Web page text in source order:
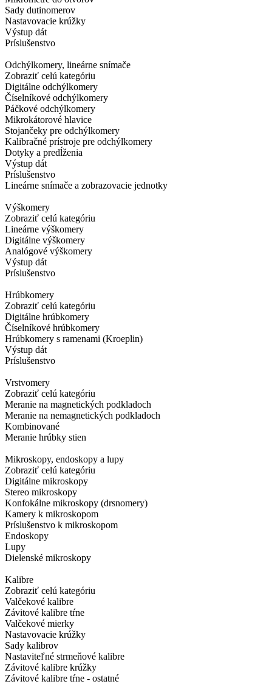
Sady dutinomerov
Nastavovacie krúžky
Výstup dát
Príslušenstvo
Odchýlkomery, lineárne snímače
Zobraziť celú kategóriu
Digitálne odchýlkomery
Číselníkové odchýlkomery
Páčkové odchýlkomery
Mikrokátorové hlavice
Stojančeky pre odchýlkomery
Kalibračné prístroje pre odchýlkomery
Dotyky a predĺženia
Výstup dát
Príslušenstvo
Lineárne snímače a zobrazovacie jednotky
Výškomery
Zobraziť celú kategóriu
Lineárne výškomery
Digitálne výškomery
Analógové výškomery
Výstup dát
Príslušenstvo
Hrúbkomery
Zobraziť celú kategóriu
Digitálne hrúbkomery
Číselníkové hrúbkomery
Hrúbkomery s ramenami (Kroeplin)
Výstup dát
Príslušenstvo
Vrstvomery
Zobraziť celú kategóriu
Meranie na magnetických podkladoch
Meranie na nemagnetických podkladoch
Kombinované
Meranie hrúbky stien
Mikroskopy, endoskopy a lupy
Zobraziť celú kategóriu
Digitálne mikroskopy
Stereo mikroskopy
Konfokálne mikroskopy (drsnomery)
Kamery k mikroskopom
Príslušenstvo k mikroskopom
Endoskopy
Lupy
Dielenské mikroskopy
Kalibre
Zobraziť celú kategóriu
Valčekové kalibre
Závitové kalibre tŕne
Valčekové mierky
Nastavovacie krúžky
Sady kalibrov
Nastaviteľné strmeňové kalibre
Závitové kalibre krúžky
Závitové kalibre tŕne - ostatné